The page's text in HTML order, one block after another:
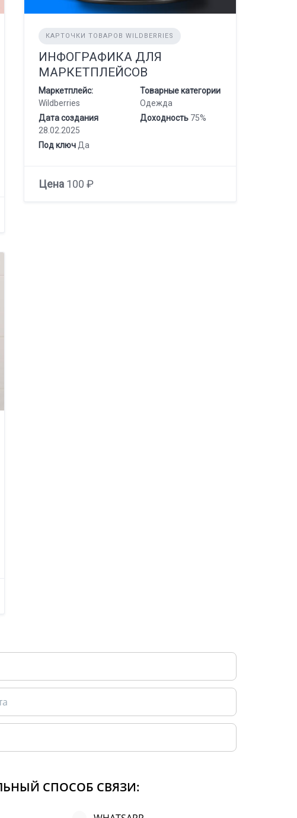
КАРТОЧКИ ТОВАРОВ WILDBERRIES
ИНФОГРАФИКА ДЛЯ
МАРКЕТПЛЕЙСОВ
Маркетплейс:
Wildberries
Товарные категории
Одежда
Дата создания
28.02.2025
Доходность75%
Под ключ Да
Цена 100 ₽
СПОСОБ СВЯЗИ: